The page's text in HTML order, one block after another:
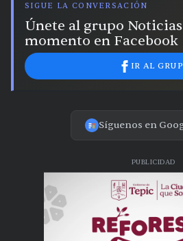
SIGUE LA CONVERSACIÓN
Únete al grupo
momento en Facebook
IR AL
Síguenos en
PUBLICIDAD